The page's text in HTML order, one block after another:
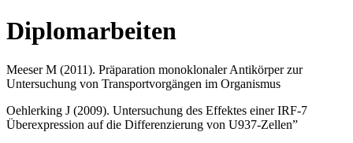
Diplomarbeiten
Meeser M (2011). Präparation monoklonaler Antikörper zur
Untersuchung von Transportvorgängen im Organismus
Oehlerking J (2009). Untersuchung des Effektes einer IRF-7
Überexpression auf die Differenzierung von U937-Zellen”